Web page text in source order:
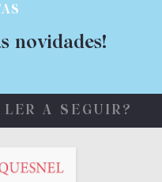
novidades!
A SEGUIR?